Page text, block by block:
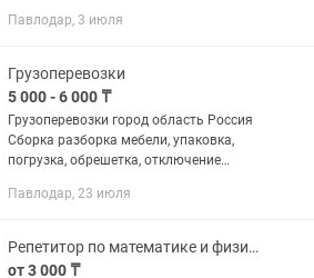
тілде өткізу қызметі. Әккілік, тәжірибе,
Павлодар, 3 июля
Грузоперевозки
5 000 - 6 000 ₸
Грузоперевозки город область Россия
Сборка разборка мебели, упаковка,
погрузка, обрешетка, отключение
Грузчики Вывоз мусорка Квартирные
Павлодар, 23 июля
Репетитор по математике и физике, подготовка к ЕНТ на грант
от 3 000 ₸